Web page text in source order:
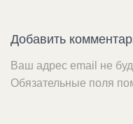
Добавить
Ваш адрес email не
Обязательные поля